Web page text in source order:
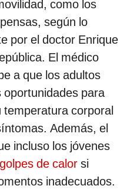
como los
según lo
por el doctor Enrique
El médico
a que los adultos
para
temperatura corporal
Además, el
incluso los jóvenes
de calor si
inadecuados.